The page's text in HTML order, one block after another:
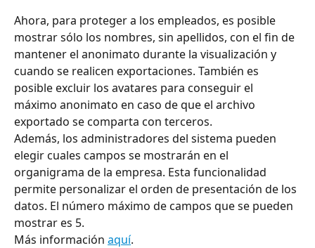
Ahora, para proteger a los empleados, es posible
mostrar sólo los nombres, sin apellidos, con el fin de
mantener el anonimato durante la visualización y
cuando se realicen exportaciones. También es
posible excluir los avatares para conseguir el
máximo anonimato en caso de que el archivo
exportado se comparta con terceros.
Además, los administradores del sistema pueden
elegir cuales campos se mostrarán en el
organigrama de la empresa. Esta funcionalidad
permite personalizar el orden de presentación de los
datos. El número máximo de campos que se pueden
mostrar es 5.
Más información aquí.